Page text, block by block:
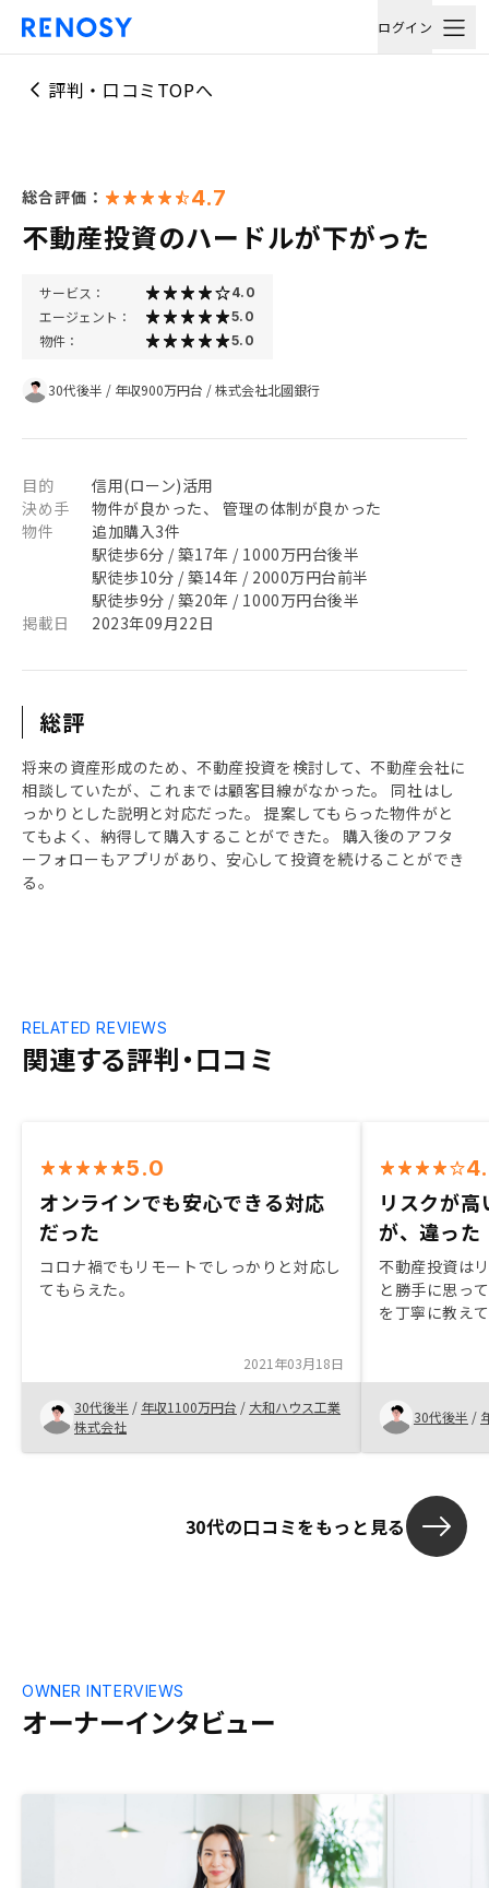
ログイン
評判・口コミTOPへ
総合評価： 4.7
不動産投資のハードルが下がった
サービス： 4.0
エージェント： 5.0
物件： 5.0
30代後半 / 年収900万円台 /株式会社北國銀行
目的
信用(ローン)活用
決め手
物件が良かった、 管理の体制が良かった
物件
追加購入3件
駅徒歩6分 / 築17年 / 1000万円台後半
駅徒歩10分 / 築14年 / 2000万円台前半
駅徒歩9分 / 築20年 / 1000万円台後半
掲載日
2023年09月22日
総評
将来の資産形成のため、不動産投資を検討して、不動産会社に
相談していたが、これまでは顧客目線がなかった。 同社はし
っかりとした説明と対応だった。 提案してもらった物件がと
てもよく、納得して購入することができた。 購入後のアフタ
ーフォローもアプリがあり、安心して投資を続けることができ
る。
関連する評判・口コミ
RELATED REVIEWS
5.0
オンラインでも安心できる対応
だった
コロナ禍でもリモートでしっかりと対応し
てもらえた。
2021年03月18日
30代後半 / 年収1100万円台 / 大和ハウス工業
株式会社
リスクが
が、違った
不動産投資は
と勝手に思っ
を丁寧に教え
30代後半 /
30代の口コミをもっと見る
オーナーインタビュー
OWNER INTERVIEWS